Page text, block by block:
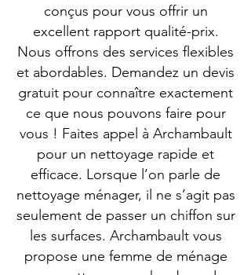
conçus pour vous offrir un
excellent rapport qualité-prix.
Nous offrons des services flexibles
et abordables. Demandez un devis
gratuit pour connaître exactement
ce que nous pouvons faire pour
vous ! Faites appel à Archambault
pour un nettoyage rapide et
efficace. Lorsque l’on parle de
nettoyage ménager, il ne s’agit pas
seulement de passer un chiffon sur
les surfaces. Archambault vous
propose une femme de ménage